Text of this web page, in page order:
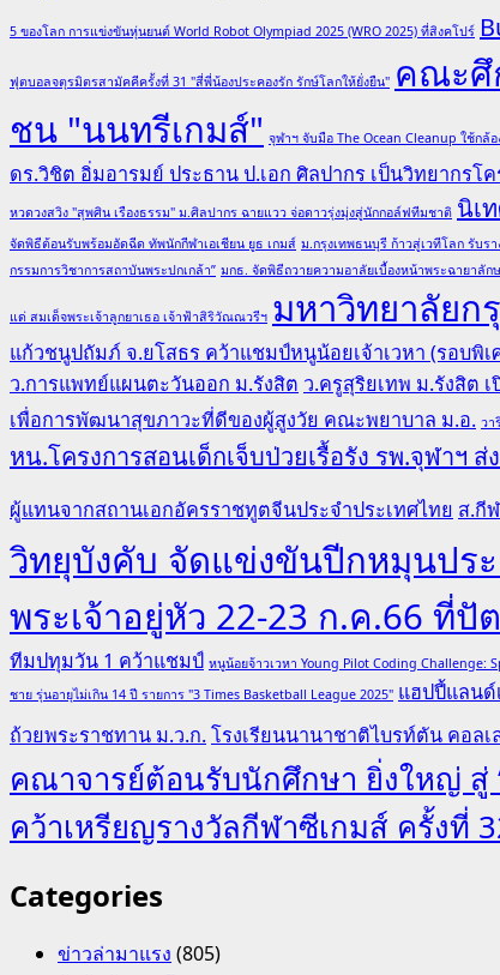
5 ของโลก การแข่งขันหุ่นยนต์ World Robot Olympiad 2025 (WRO 2025) ที่สิงคโปร์
ฟุตบอลจตุรมิตรสามัคคีครั้งที่ 31 "สี่พี่น้องประคองรัก รักษ์โลกให้ยั่งยืน" คณะศึ
ชน "นนทรีเกมส์" จุฬาฯ จับมือ The Ocean Cleanup ใช้กล้
ดร.วิชิต อิ่มอารมย์ ประธาน ป.เอก ศิลปากร เป็นวิทยากร
หวดวงสวิง "สุพศิน เรืองธรรม" ม.ศิลปากร ฉายแวว จ่อดาวรุ่งมุ่งสู่นักกอล์ฟทีมชาติ นิเ
จัดพิธีต้อนรับพร้อมอัดฉีด ทัพนักกีฬาเอเชียน ยูธ เกมส์ ม.กรุงเทพธนบุรี ก้าวสู่เวทีโลก รับร
กรรมการวิชาการสถาบันพระปกเกล้า” มกธ. จัดพิธีถวายความอาลัยเบื้องหน้าพระฉายา
แด่ สมเด็จพระเจ้าลูกยาเธอ เจ้าฟ้าสิริวัณณวรีฯ มหาวิทยาลัยก
แก้วชนูปถัมภ์ จ.ยโสธร คว้าแชมป์หนูน้อยเจ้าเวหา (รอบพิ
ว.การแพทย์แผนตะวันออก ม.รังสิต ว.ครูสุริยเทพ ม.รังสิต
เพื่อการพัฒนาสุขภาวะที่ดีของผู้สูงวัย คณะพยาบาล ม.อ. วา
หน.โครงการสอนเด็กเจ็บป่วยเรื้อรัง รพ.จุฬาฯ
ผู้แทนจากสถานเอกอัครราชทูตจีนประจำประเทศไทย ส.กี
วิทยุบังคับ จัดแข่งขันปีกหมุนปร
พระเจ้าอยู่หัว 22-23 ก.ค.66 ที่ปั
ทีมปทุมวัน 1 คว้าแชมป์ หนูน้อยจ้าวเวหา Young Pilot Coding Challenge:
ชาย รุ่นอายุไม่เกิน 14 ปี รายการ "3 Times Basketball League 2025" แฮปปี้แลนด์
ถ้วยพระราชทาน ม.ว.ก.โรงเรียนนานาชาติไบรท์ตัน คอล
คณาจารย์ต้อนรับนักศึกษา ยิ่งใหญ่ สู่
คว้าเหรียญรางวัลกีฬาซีเกมส์ ครั้งที่
Categories
ข่าวล่ามาแรง (805)